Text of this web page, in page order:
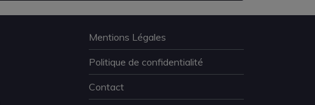
Mentions Légales
Politique de confidentialité
Contact